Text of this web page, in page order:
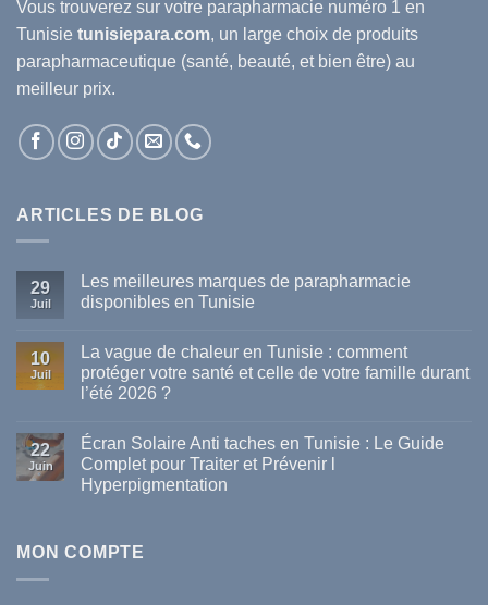
Vous trouverez sur votre parapharmacie numéro 1 en
Tunisie tunisiepara.com, un large choix de produits
parapharmaceutique (santé, beauté, et bien être) au
meilleur prix.
ARTICLES DE BLOG
29
Juil
Les meilleures marques de parapharmacie
disponibles en Tunisie
sur
meilleures
marques
disponibles
en
Tunisie
10
Juil
La vague de chaleur en Tunisie : comment
protéger votre santé et celle de votre famille durant
l’été 2026 ?
sur
La
vague
de
comment
22
Juin
Écran Solaire Anti taches en Tunisie : Le Guide
Complet pour Traiter et Prévenir l
Hyperpigmentation
Écran
Solaire
MON COMPTE